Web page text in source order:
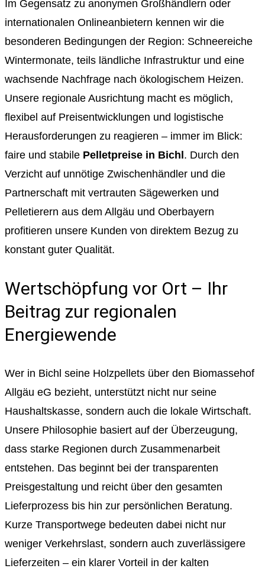
Im Gegensatz zu anonymen Großhändlern oder
internationalen Onlineanbietern kennen wir die
besonderen Bedingungen der Region: Schneereiche
Wintermonate, teils ländliche Infrastruktur und eine
wachsende Nachfrage nach ökologischem Heizen.
Unsere regionale Ausrichtung macht es möglich,
flexibel auf Preisentwicklungen und logistische
Herausforderungen zu reagieren – immer im Blick:
faire und stabile Pelletpreise in Bichl . Durch den
Verzicht auf unnötige Zwischenhändler und die
Partnerschaft mit vertrauten Sägewerken und
Pelletierern aus dem Allgäu und Oberbayern
profitieren unsere Kunden von direktem Bezug zu
konstant guter Qualität.
Wertschöpfung vor Ort – Ihr
Beitrag zur regionalen
Energiewende
Wer in Bichl seine Holzpellets über den Biomassehof
Allgäu eG bezieht, unterstützt nicht nur seine
Haushaltskasse, sondern auch die lokale Wirtschaft.
Unsere Philosophie basiert auf der Überzeugung,
dass starke Regionen durch Zusammenarbeit
entstehen. Das beginnt bei der transparenten
Preisgestaltung und reicht über den gesamten
Lieferprozess bis hin zur persönlichen Beratung.
Kurze Transportwege bedeuten dabei nicht nur
weniger Verkehrslast, sondern auch zuverlässigere
Lieferzeiten – ein klarer Vorteil in der kalten